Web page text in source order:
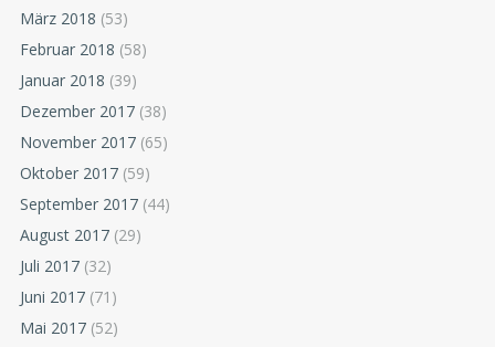
März 2018 (53)
Februar 2018 (58)
Januar 2018 (39)
Dezember 2017 (38)
November 2017 (65)
Oktober 2017 (59)
September 2017 (44)
August 2017 (29)
Juli 2017 (32)
Juni 2017 (71)
Mai 2017 (52)